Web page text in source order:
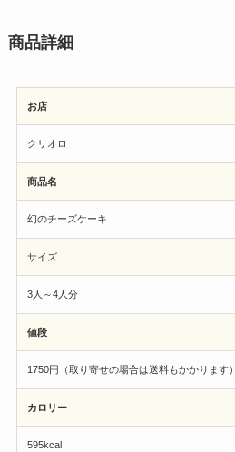
商品詳細
お店
クリオロ
商品名
幻のチーズケーキ
サイズ
3人～4人分
値段
1750円（取り寄せの場合は送料もかかります）
カロリー
595kcal